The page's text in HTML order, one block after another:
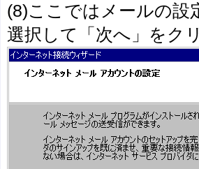
(8)ここではメールの設
選択して「次へ」をク